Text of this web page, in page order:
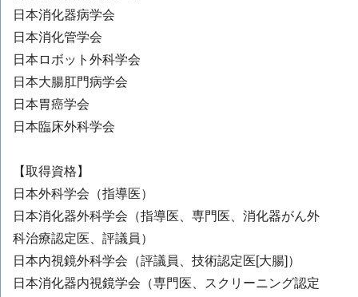
日本消化器病学会
日本消化管学会
日本ロボット外科学会
日本大腸肛門病学会
日本胃癌学会
日本臨床外科学会
【取得資格】
日本外科学会（指導医）
日本消化器外科学会（指導医、専門医、消化器がん外
科治療認定医、評議員）
日本内視鏡外科学会（評議員、技術認定医[大腸]）
日本消化器内視鏡学会（専門医、スクリーニング認定